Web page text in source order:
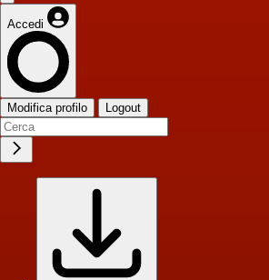
Accedi
Modifica profilo Logout